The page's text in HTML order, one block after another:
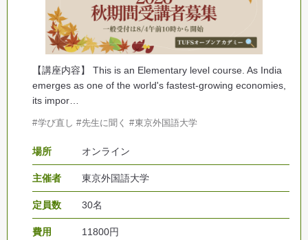
【講座内容】 This is an Elementary level course. As India
emerges as one of the world's fastest-growing economies,
its impor…
学び直し 先生に聞く 東京外国語大学
場所 オンライン
主催者 東京外国語大学
定員数 30名
費用 11800円